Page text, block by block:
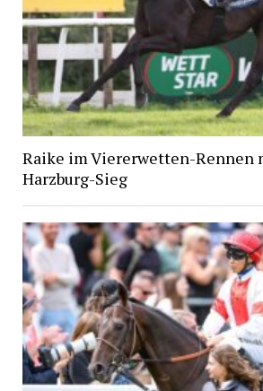
Raike im Viererwetten-Rennen
Harzburg-Sieg